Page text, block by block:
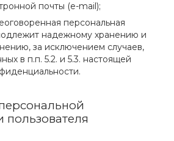
почты (e-mail);
персональная
надежному хранению и
за исключением случаев,
в п.п. 5.2. и 5.3. настоящей